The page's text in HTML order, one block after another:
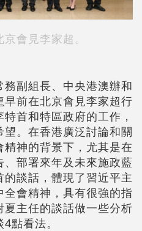
會見李家超。
副組長、中央港澳辦和
前在北京會見李家超行
首和特區政府的工作，
。在香港廣泛討論和關
神的背景下，尤其是在
部署來年及未來施政藍
談話，體現了習近平主
會精神，具有很強的指
主任的談話做一些分析
點看法。